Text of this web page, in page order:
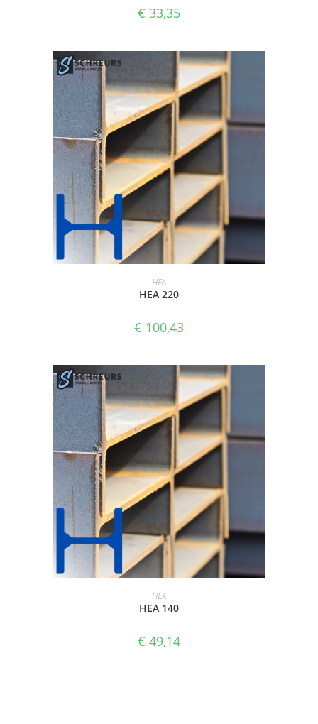
€ 33,35
SELECTEER OPTIES
HEA
HEA 220
€ 100,43
SELECTEER OPTIES
HEA
HEA 140
€ 49,14